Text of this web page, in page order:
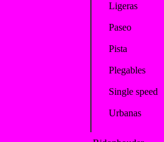
Ligeras
Paseo
Pista
Plegables
Single speed
Urbanas